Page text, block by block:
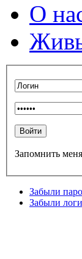
О
Запомнить меня
Забыли
Забыли